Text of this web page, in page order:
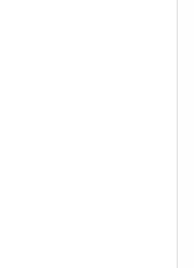
Twistfree système
à partir de